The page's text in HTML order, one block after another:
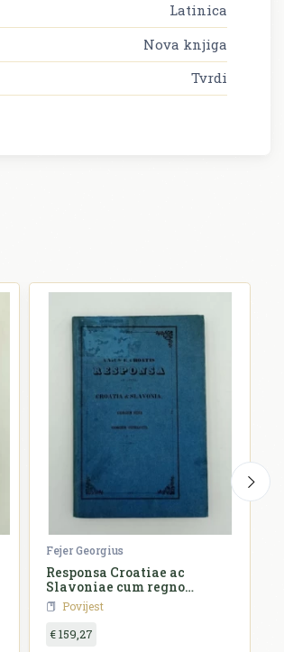
Latinica
Nova knjiga
Tvrdi
Fejer Georgius
Responsa Croatiae ac
Slavoniae cum regno
Hungariae
Povijest
€ 159,27